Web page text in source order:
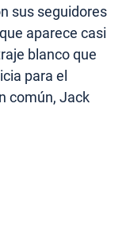
sus seguidores
aparece casi
blanco que
para el
común, Jack